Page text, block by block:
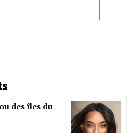
des îles du